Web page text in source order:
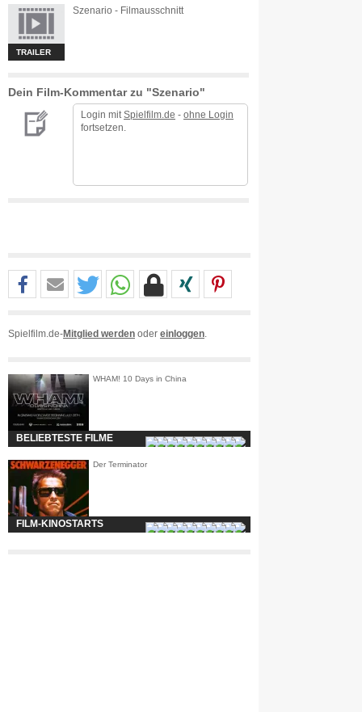
TRAILER
Szenario - Filmausschnitt
Dein Film-Kommentar zu "Szenario"
Login mit Spielfilm.de - ohne Login
fortsetzen.
Spielfilm.de-Mitglied werden oder einloggen
WHAM! 10 Days in China
BELIEBTESTE FILME
Der Terminator
FILM-KINOSTARTS